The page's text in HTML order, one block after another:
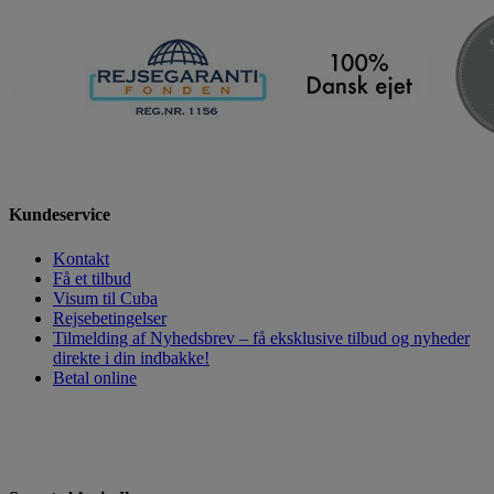
Kundeservice
Kontakt
Få et tilbud
Visum til Cuba
Rejsebetingelser
Tilmelding af Nyhedsbrev – få eksklusive tilbud og nyheder
direkte i din indbakke!
Betal online